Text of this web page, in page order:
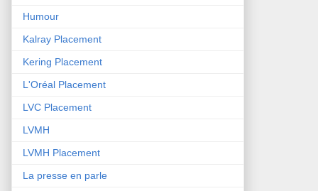
Humour
Kalray Placement
Kering Placement
L'Oréal Placement
LVC Placement
LVMH
LVMH Placement
La presse en parle